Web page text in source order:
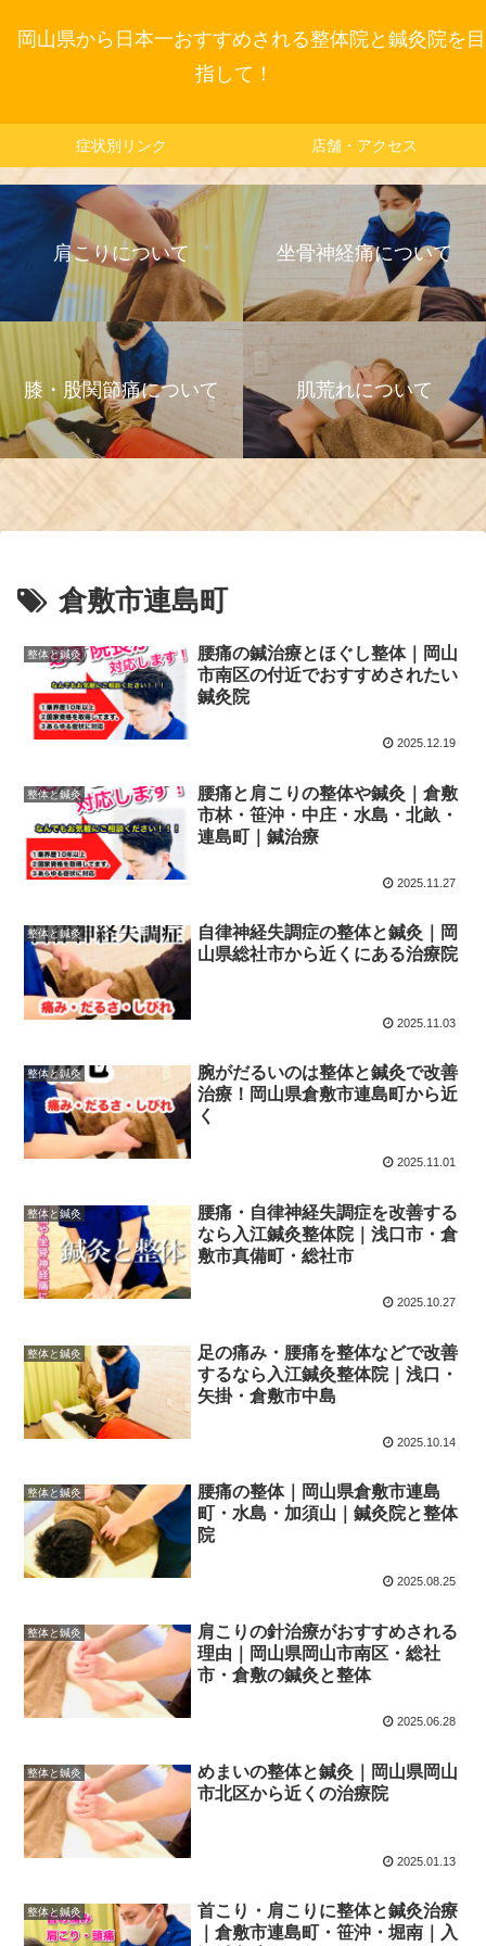
岡山県から日本一おすすめされる整体院と鍼灸院を目
指して！
症状別リンク 店舗・アクセス
肩こりについて 坐骨神経痛について
膝・股関節痛について 肌荒れについて
倉敷市連島町
整体と鍼灸
腰痛の鍼治療とほぐし整体｜岡山
市南区の付近でおすすめされたい
鍼灸院
2025.12.19
整体と鍼灸
腰痛と肩こりの整体や鍼灸｜倉敷
市林・笹沖・中庄・水島・北畝・
連島町｜鍼治療
2025.11.27
整体と鍼灸
自律神経失調症の整体と鍼灸｜岡
山県総社市から近くにある治療院
2025.11.03
整体と鍼灸
腕がだるいのは整体と鍼灸で改善
治療！岡山県倉敷市連島町から近
く
2025.11.01
整体と鍼灸
腰痛・自律神経失調症を改善する
なら入江鍼灸整体院｜浅口市・倉
敷市真備町・総社市
2025.10.27
整体と鍼灸
足の痛み・腰痛を整体などで改善
するなら入江鍼灸整体院｜浅口・
矢掛・倉敷市中島
2025.10.14
整体と鍼灸
腰痛の整体｜岡山県倉敷市連島
町・水島・加須山｜鍼灸院と整体
院
2025.08.25
整体と鍼灸
肩こりの針治療がおすすめされる
理由｜岡山県岡山市南区・総社
市・倉敷の鍼灸と整体
2025.06.28
整体と鍼灸
めまいの整体と鍼灸｜岡山県岡山
市北区から近くの治療院
2025.01.13
整体と鍼灸
首こり・肩こりに整体と鍼灸治療
｜倉敷市連島町・笹沖・堀南｜入